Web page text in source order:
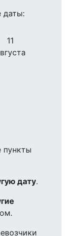
даты:
11
пункты
дату.